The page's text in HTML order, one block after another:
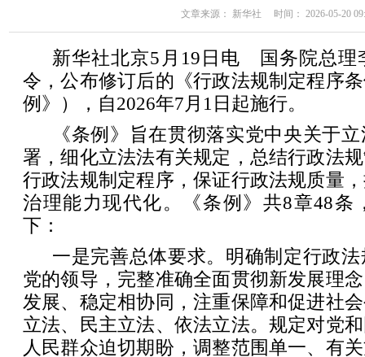
文章来源： 新华社 时间： 2026-05-20
新华社北京5月19日电 国务院总理
令，公布修订后的《行政法规制定程序
例》），自2026年7月1日起施行。
《条例》旨在贯彻落实党中央关于
署，细化立法法有关规定，总结行政法
行政法规制定程序，保证行政法规质量
治理能力现代化。《条例》共8章48条
下：
一是完善总体要求。明确制定行政
党的领导，完整准确全面贯彻新发展理
发展、稳定相协同，注重保障和促进社
立法、民主立法、依法立法。规定对党
人民群众迫切期盼，调整范围单一、有